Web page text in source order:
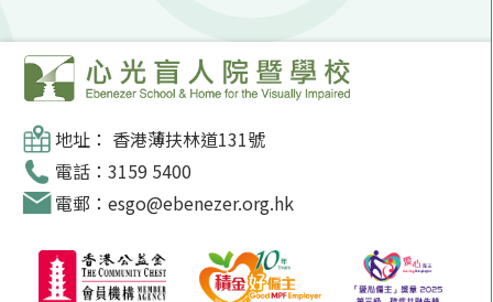
地址： 香港薄扶林道131號
電話：3159 5400
電郵：esgo@ebenezer.org.hk